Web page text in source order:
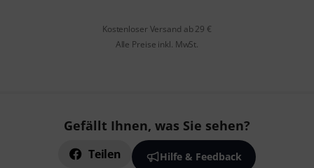
Kostenloser Versand ab 29 €
Alle Preise inkl. MwSt.
Gefällt Ihnen, was Sie sehen?
Teilen Hilfe & Feedback